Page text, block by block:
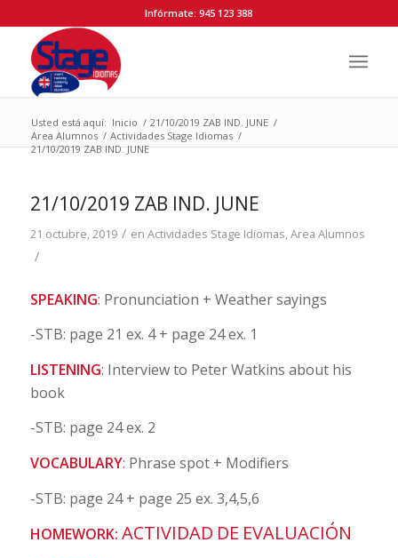
Infórmate: 945 123 388
Usted está aquí: Inicio / 21/10/2019 ZAB IND. JUNE /
Area Alumnos / Actividades Stage Idiomas /
21/10/2019 ZAB IND. JUNE
21/10/2019 ZAB IND. JUNE
21 octubre, 2019 / en Actividades Stage Idiomas,Area Alumnos
/
SPEAKING: Pronunciation + Weather sayings
-STB: page 21 ex. 4 + page 24 ex. 1
LISTENING: Interview to Peter Watkins about his
book
-STB: page 24 ex. 2
VOCABULARY: Phrase spot + Modifiers
-STB: page 24 + page 25 ex. 3,4,5,6
HOMEWORK: ACTIVIDAD DE EVALUACIÓN